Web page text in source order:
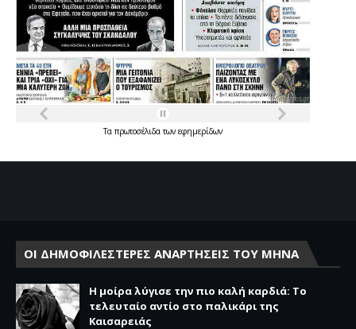
Τα πρωτοσέλιδατων εφημερίδων
ΟΙ ΔΗΜΟΦΙΛΕΣΤΕΡΕΣ ΑΝΑΡΤΗΣΕΙΣ ΤΟΥ ΜΗΝΑ
Η μοίρα λύγισε την πιο καλή καρδιά: Το
τελευταίο αντίο στο παλικάρι της
Καισαρειάς